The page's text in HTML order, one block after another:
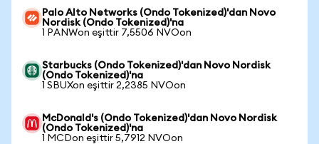
Palo Alto Networks (Ondo Tokenized)'dan Novo
Nordisk (Ondo Tokenized)'na
1 PANWon eşittir 7,5506 NVOon
Starbucks (Ondo Tokenized)'dan Novo Nordisk
(Ondo Tokenized)'na
1 SBUXon eşittir 2,2385 NVOon
McDonald's (Ondo Tokenized)'dan Novo Nordisk
(Ondo Tokenized)'na
1 MCDon eşittir 5,7912 NVOon